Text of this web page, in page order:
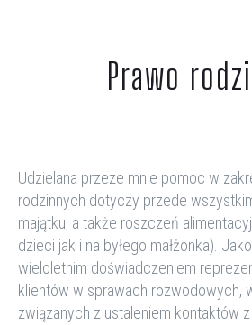
Prawo
Udzielana przeze mnie pomoc w
rodzinnych dotyczy przede
majątku, a także roszczeń
dzieci jak i na byłego małżonka).
wieloletnim doświadczeniem r
klientów w sprawach rozwodowych,
związanych z ustaleniem kontaktów